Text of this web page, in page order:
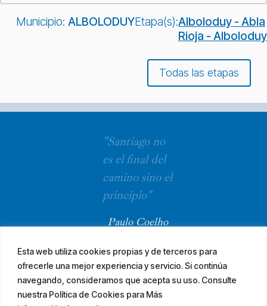
Esta web utiliza cookies propias y de terceros para
ofrecerle una mejor experiencia y servicio. Si continúa
navegando, consideramos que acepta su uso. Consulte
nuestra Política de Cookies para Más
Municipio: ALBOLODUYEtapa(s):Alboloduy - Abla
Rioja - Alboloduy
Todas las etapas
"Santiago no
es el final del
camino sino el
principio"
Paulo Coelho